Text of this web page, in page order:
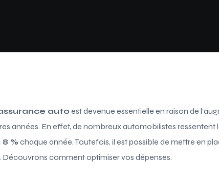
auto est devenue essentielle en raison de
années. En effet, de nombreux automobilistes ressentent
8 % chaque année. Toutefois, il est possible de mettre en
Découvrons comment optimiser vos dépenses.